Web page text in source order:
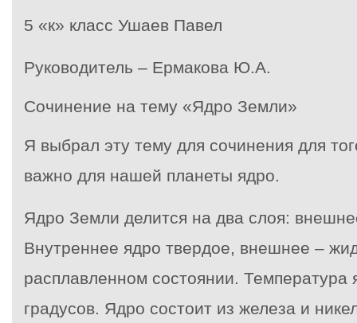
5 «к» класс Ушаев Павел
Руководитель – Ермакова Ю.А.
Сочинение на тему «Ядро Земли»
Я выбрал эту тему для сочинения для
важно для нашей планеты ядро.
Ядро Земли делится на два слоя:
Внутреннее ядро твердое, внешнее –
расплавленном состоянии. Температура
градусов. Ядро состоит из железа и